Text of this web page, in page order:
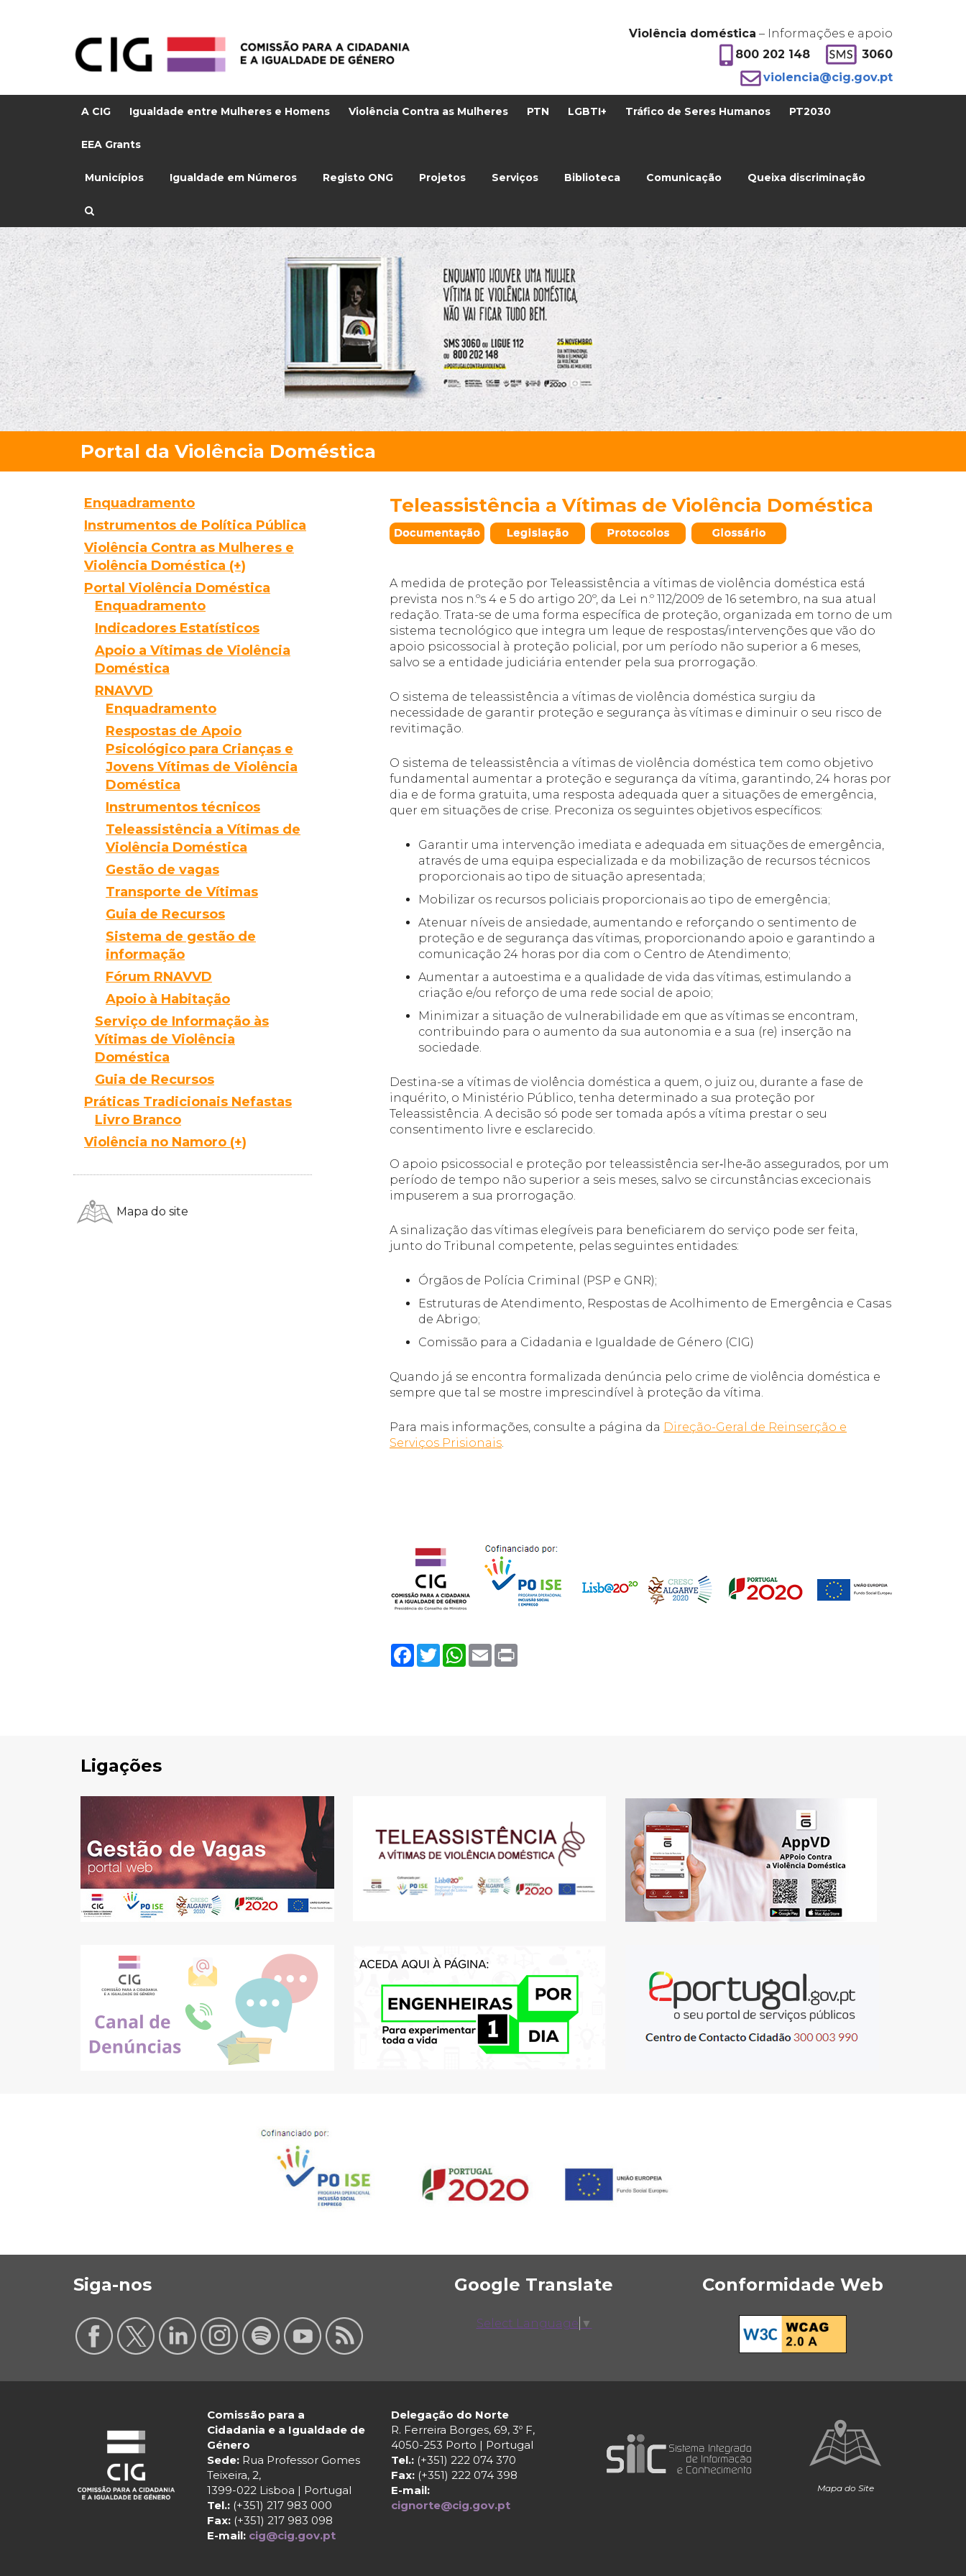
Violência doméstica – Informações e apoio
800 202 148
3060
violencia@cig.gov.pt
A CIG Igualdade entre Mulheres e Homens Violência Contra as Mulheres PTN LGBTI+ Tráfico de Seres Humanos PT2030
EEA Grants
Municípios Igualdade em Números Registo ONG Projetos Serviços Biblioteca Comunicação Queixa discriminação
Teleassistência a Vítimas de Violência Doméstica
A medida de proteção por Teleassistência a vítimas de violência doméstica está
prevista nos n.ºs 4 e 5 do artigo 20º, da Lei n.º 112/2009 de 16 setembro, na sua atual
redação. Trata-se de uma forma específica de proteção, organizada em torno de um
sistema tecnológico que integra um leque de respostas/intervenções que vão do
apoio psicossocial à proteção policial, por um período não superior a 6 meses,
salvo se a entidade judiciária entender pela sua prorrogação.
O sistema de teleassistência a vítimas de violência doméstica surgiu da
necessidade de garantir proteção e segurança às vítimas e diminuir o seu risco de
revitimação.
O sistema de teleassistência a vítimas de violência doméstica tem como objetivo
fundamental aumentar a proteção e segurança da vítima, garantindo, 24 horas por
dia e de forma gratuita, uma resposta adequada quer a situações de emergência,
quer em situações de crise. Preconiza os seguintes objetivos específicos:
Garantir uma intervenção imediata e adequada em situações de emergência,
através de uma equipa especializada e da mobilização de recursos técnicos
proporcionais ao tipo de situação apresentada;
Mobilizar os recursos policiais proporcionais ao tipo de emergência;
Atenuar níveis de ansiedade, aumentando e reforçando o sentimento de
proteção e de segurança das vítimas, proporcionando apoio e garantindo a
comunicação 24 horas por dia com o Centro de Atendimento;
Aumentar a autoestima e a qualidade de vida das vítimas, estimulando a
criação e/ou reforço de uma rede social de apoio;
Minimizar a situação de vulnerabilidade em que as vítimas se encontram,
contribuindo para o aumento da sua autonomia e a sua (re) inserção na
sociedade.
Destina-se a vítimas de violência doméstica a quem, o juiz ou, durante a fase de
inquérito, o Ministério Público, tenha determinado a sua proteção por
Teleassistência. A decisão só pode ser tomada após a vítima prestar o seu
consentimento livre e esclarecido.
O apoio psicossocial e proteção por teleassistência ser‐lhe‐ão assegurados, por um
período de tempo não superior a seis meses, salvo se circunstâncias excecionais
impuserem a sua prorrogação.
A sinalização das vítimas elegíveis para beneficiarem do serviço pode ser feita,
junto do Tribunal competente, pelas seguintes entidades:
Órgãos de Polícia Criminal (PSP e GNR);
Estruturas de Atendimento, Respostas de Acolhimento de Emergência e Casas
de Abrigo;
Comissão para a Cidadania e Igualdade de Género (CIG)
Quando já se encontra formalizada denúncia pelo crime de violência doméstica e
sempre que tal se mostre imprescindível à proteção da vítima.
Para mais informações, consulte a página da Direção-Geral de Reinserção e
Serviços Prisionais.
Facebook
TwitterWhatsApp
Email
Enquadramento
Instrumentos de Política Pública
Violência Contra as Mulheres e
Violência Doméstica (+)
Portal Violência Doméstica
Enquadramento
Indicadores Estatísticos
Apoio a Vítimas de Violência
Doméstica
RNAVVD
Enquadramento
Respostas de Apoio
Psicológico para Crianças e
Jovens Vítimas de Violência
Doméstica
Instrumentos técnicos
Teleassistência a Vítimas de
Violência Doméstica
Gestão de vagas
Transporte de Vítimas
Guia de Recursos
Sistema de gestão de
informação
Fórum RNAVVD
Apoio à Habitação
Serviço de Informação às
Vítimas de Violência
Doméstica
Guia de Recursos
Práticas Tradicionais Nefastas
Livro Branco
Violência no Namoro (+)
Mapa do site
Ligações
Siga-nos Google Translate
Select Language ▼
Conformidade Web
Comissão para a
Cidadania e a Igualdade de
Género
Sede: Rua Professor Gomes
Teixeira, 2,
1399-022 Lisboa | Portugal
Tel.: (+351) 217 983 000
Fax: (+351) 217 983 098
E-mail: cig@cig.gov.pt
Delegação do Norte
R. Ferreira Borges, 69, 3º F,
4050-253 Porto | Portugal
Tel.: (+351) 222 074 370
Fax: (+351) 222 074 398
E-mail:
cignorte@cig.gov.pt
Mapa do Site